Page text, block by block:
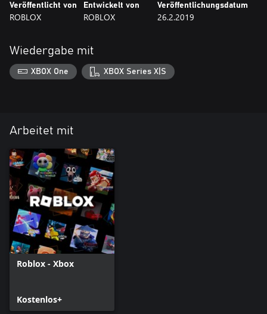
Veröffentlicht von
ROBLOX
Entwickelt von
ROBLOX
Veröffentlichungsdatum
26.2.2019
Wiedergabe mit
XBOX One XBOX Series X|S
Arbeitet mit
Roblox - Xbox
Kostenlos+